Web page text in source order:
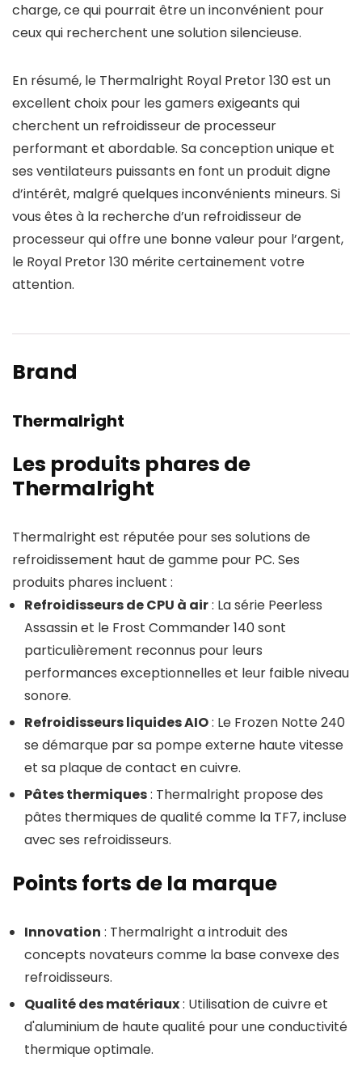
charge, ce qui pourrait être un inconvénient pour
ceux qui recherchent une solution silencieuse.
En résumé, le Thermalright Royal Pretor 130 est un
excellent choix pour les gamers exigeants qui
cherchent un refroidisseur de processeur
performant et abordable. Sa conception unique et
ses ventilateurs puissants en font un produit digne
d’intérêt, malgré quelques inconvénients mineurs. Si
vous êtes à la recherche d’un refroidisseur de
processeur qui offre une bonne valeur pour l’argent,
le Royal Pretor 130 mérite certainement votre
attention.
Brand
Thermalright
Les produits phares de
Thermalright
Thermalright est réputée pour ses solutions de
refroidissement haut de gamme pour PC. Ses
produits phares incluent :
Refroidisseurs de CPU à air: La série Peerless
Assassin et le Frost Commander 140 sont
particulièrement reconnus pour leurs
performances exceptionnelles et leur faible niveau
sonore.
Refroidisseurs liquides AIO: Le Frozen Notte 240
se démarque par sa pompe externe haute vitesse
et sa plaque de contact en cuivre.
Pâtes thermiques: Thermalright propose des
pâtes thermiques de qualité comme la TF7, incluse
avec ses refroidisseurs.
Points forts de la marque
Innovation : Thermalright a introduit des
concepts novateurs comme la base convexe des
refroidisseurs.
Qualité des matériaux: Utilisation de cuivre et
d'aluminium de haute qualité pour une conductivité
thermique optimale.